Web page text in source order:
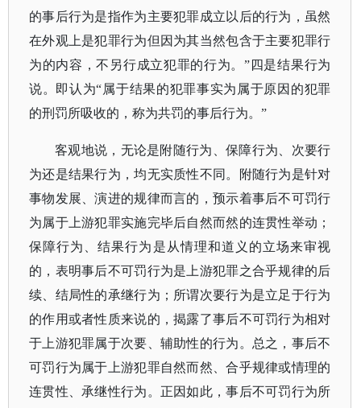
的事后行为是指作为主要犯罪成立以后的行为，虽然
在外观上是犯罪行为但因为其当然包含于主要犯罪行
为的内容，不另行成立犯罪的行为。”四是结果行为
说。即认为“属于结果的犯罪事实为属于原因的犯罪
的刑罚所吸收的，称为共罚的事后行为。”
客观地说，无论是附随行为、保障行为、次要行
为还是结果行为，均无实质性不同。附随行为是针对
事物发展、演进的规律而言的，预示着事后不可罚行
为属于上游犯罪实施完毕后自然而然的连贯性举动；
保障行为、结果行为是从情理和道义的立场来审视
的，表明事后不可罚行为是上游犯罪之合乎规律的后
续、结局性的承继行为；所谓次要行为是立足于行为
的作用或者性质来说的，揭露了事后不可罚行为相对
于上游犯罪属于次要、辅助性的行为。总之，事后不
可罚行为属于上游犯罪自然而然、合乎规律或情理的
连贯性、承继性行为。正因如此，事后不可罚行为所